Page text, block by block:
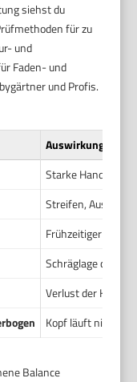
siehst du
für zu
und
Faden- und
und Profis.
Auswirkung
Starke Hand- und
Streifen, Ausrisse
Frühzeitiger
Schräglage des
Verlust der
Kopf läuft nicht
Balance